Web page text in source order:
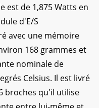
est de 1,875 Watts en
d'E/S
avec une mémoire
168 grammes et
nominale de
Celsius. Il est livré
broches qu'il utilise